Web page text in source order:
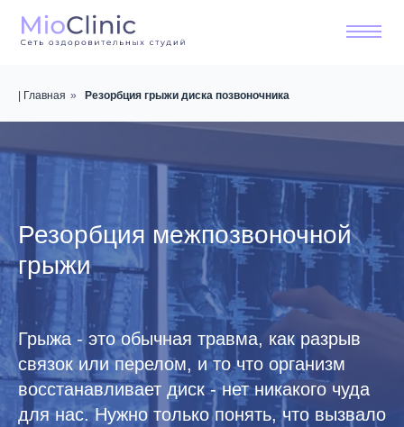
| Главная » Резорбция грыжи диска позвоночника
Резорбция межпозвоночной
грыжи
Грыжа - это обычная травма, как разрыв
связок или перелом, и то что организм
восстанавливает диск - нет никакого чуда
для нас. Нужно только понять, что вызвало